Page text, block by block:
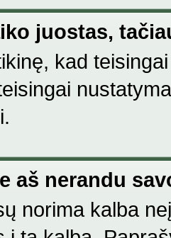
juostas,
kad
aš nerandu
norima kalba